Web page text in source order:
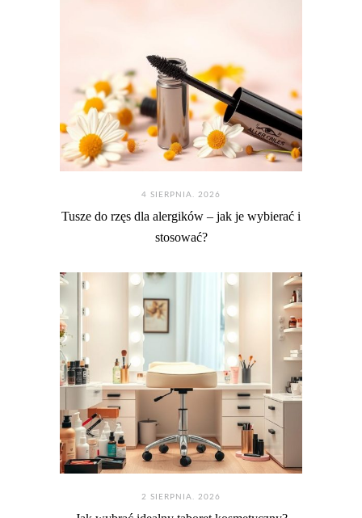
4 SIERPNIA. 2026
Tusze do rzęs dla alergików – jak je wybierać i
stosować?
2 SIERPNIA. 2026